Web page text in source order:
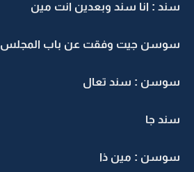
سند : انا سند وبعدين انت مين
سوسن جيت وفقت عن باب المجلس
سوسن : سند تعال
سند جا
سوسن : مين ذا